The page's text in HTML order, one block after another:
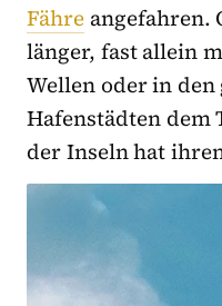
Fähre angefahren.
länger, fast allein
Wellen oder in
Hafenstädten dem
der Inseln hat